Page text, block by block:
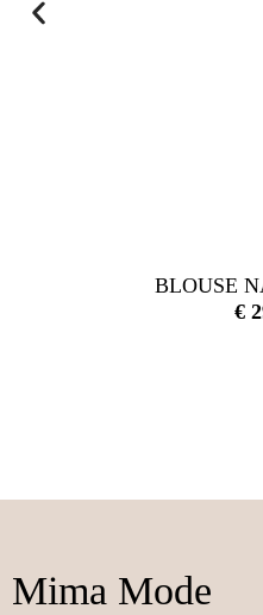
BLOUSE
€
Mima Mode